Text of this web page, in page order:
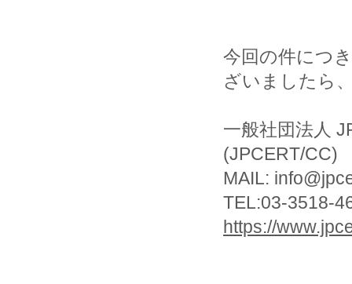
今回の件につ
ざいましたら
一般社団法人
(JPCERT/CC)
MAIL:
TEL:03-3518-
https://